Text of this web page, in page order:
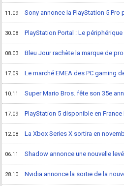
11.09 Sony annonce la PlayStation 5
30.08 PlayStation Portal : Le
08.03 Bleu Jour rachète la marque de
17.09 Le marché EMEA des PC gaming
10.11 Super Mario Bros. fête son 35e
17.09 PlayStation 5 disponible en France
12.08 La Xbox Series X sortira en
06.11 Shadow annonce une nouvelle
28.10 Nvidia annonce la sortie de la